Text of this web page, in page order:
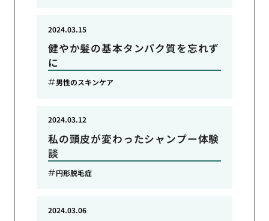
健やか髪の基本タンパク質を忘れず
に
2024.03.15
男性のスキンケア
私の頭皮が変わったシャンプー体験
談
2024.03.12
円形脱毛症
2024.03.06